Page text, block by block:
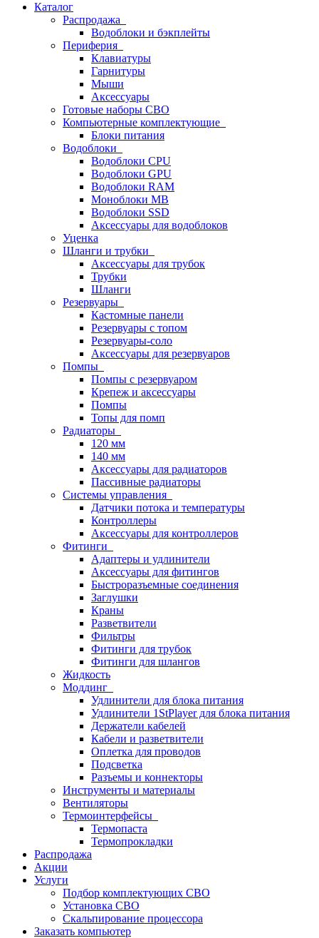
Каталог
Распродажа
Водоблоки и бэкплейты
Периферия
Клавиатуры
Гарнитуры
Мыши
Аксессуары
Готовые наборы СВО
Компьютерные комплектующие
Блоки питания
Водоблоки
Водоблоки CPU
Водоблоки GPU
Водоблоки RAM
Моноблоки MB
Водоблоки SSD
Аксессуары для водоблоков
Уценка
Шланги и трубки
Аксессуары для трубок
Трубки
Шланги
Резервуары
Кастомные панели
Резервуары с топом
Резервуары-соло
Аксессуары для резервуаров
Помпы
Помпы с резервуаром
Крепеж и аксессуары
Помпы
Топы для помп
Радиаторы
120 мм
140 мм
Аксессуары для радиаторов
Пассивные радиаторы
Системы управления
Датчики потока и температуры
Контроллеры
Аксессуары для контроллеров
Фитинги
Адаптеры и удлинители
Аксессуары для фитингов
Быстроразъемные соединения
Заглушки
Краны
Разветвители
Фильтры
Фитинги для трубок
Фитинги для шлангов
Жидкость
Моддинг
Удлинители для блока питания
Удлинители 1StPlayer для блока питания
Держатели кабелей
Кабели и разветвители
Оплетка для проводов
Подсветка
Разъемы и коннекторы
Инструменты и материалы
Вентиляторы
Термоинтерфейсы
Термопаста
Термопрокладки
Распродажа
Акции
Услуги
Подбор комплектующих СВО
Установка СВО
Скальпирование процессора
Заказать компьютер